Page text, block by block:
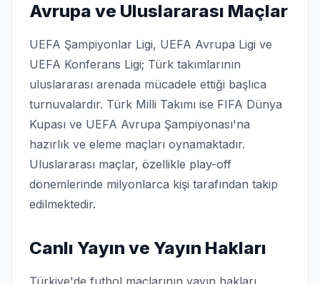
Avrupa ve Uluslararası Maçlar
UEFA Şampiyonlar Ligi, UEFA Avrupa Ligi ve
UEFA Konferans Ligi; Türk takımlarının
uluslararası arenada mücadele ettiği başlıca
turnuvalardır. Türk Milli Takımı ise FIFA Dünya
Kupası ve UEFA Avrupa Şampiyonası'na
hazırlık ve eleme maçları oynamaktadır.
Uluslararası maçlar, özellikle play-off
dönemlerinde milyonlarca kişi tarafından takip
edilmektedir.
Canlı Yayın ve Yayın Hakları
Türkiye'de futbol maçlarının yayın hakları,